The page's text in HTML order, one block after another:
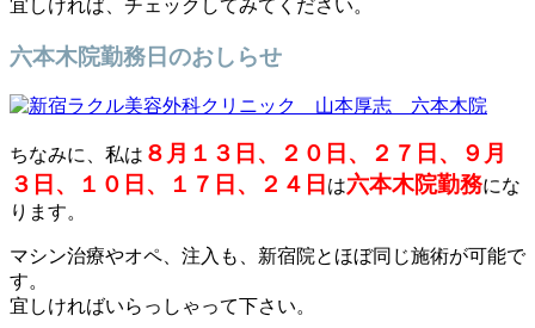
宜しければ、チェックしてみてください。
六本木院勤務日のおしらせ
ちなみに、私は ８月１３日、２０日、２７日、９月
３日、１０日、１７日、２４日 は六本木院勤務にな
ります。
マシン治療やオペ、注入も、新宿院とほぼ同じ施術が可能で
す。
宜しければいらっしゃって下さい。